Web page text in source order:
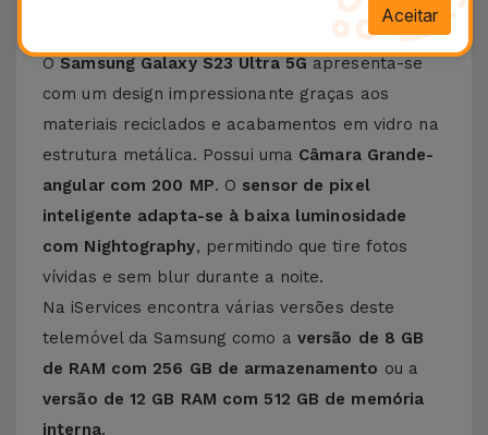
OSamsung Galaxy S23 Ultra 5Gapresenta-se
com um design impressionante graças aos
materiais reciclados e acabamentos em vidro na
estrutura metálica. Possui uma Câmara Grande-
angular com 200 MP. O sensor de pixel
inteligente adapta-se à baixa luminosidade
com Nightography, permitindo que tire fotos
vívidas e sem blur durante a noite.
Na iServices encontra várias versões deste
telemóvel da Samsung como a versão de 8 GB
de RAM com 256 GB de armazenamento ou a
versão de 12 GB RAM com 512 GB de memória
interna.
Aceitar